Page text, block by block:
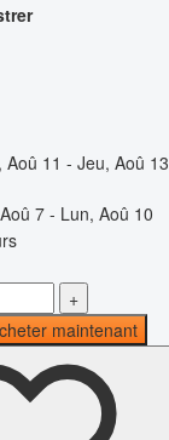
Aoû 11 - Jeu, Aoû 13
7 - Lun, Aoû 10
+
maintenant